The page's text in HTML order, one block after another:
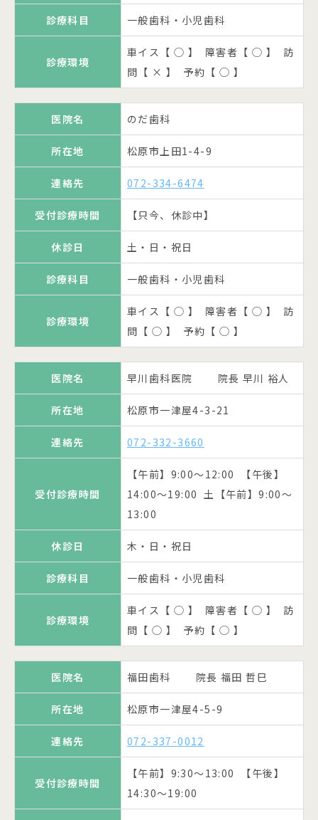
診療科目 一般歯科・小児歯科
診療環境
車イス【 ◯ 】 障害者【 ◯ 】 訪
問【 × 】 予約【 ◯ 】
医院名 のだ歯科
所在地 松原市上田1-4-9
連絡先 072-334-6474
受付診療時間 【只今、休診中】
休診日 土・日・祝日
診療科目 一般歯科・小児歯科
診療環境
車イス【 ◯ 】 障害者【 ◯ 】 訪
問【 ◯ 】 予約【 ◯ 】
医院名 早川歯科医院 院長 早川 裕人
所在地 松原市一津屋4-3-21
連絡先 072-332-3660
受付診療時間
【午前】9:00～12:00 【午後】
14:00～19:00 土【午前】9:00～
13:00
休診日 木・日・祝日
診療科目 一般歯科・小児歯科
診療環境
車イス【 ◯ 】 障害者【 ◯ 】 訪
問【 ◯ 】 予約【 ◯ 】
医院名 福田歯科 院長 福田 哲巳
所在地 松原市一津屋4-5-9
連絡先 072-337-0012
受付診療時間
【午前】9:30～13:00 【午後】
14:30～19:00
休診日 木・土・日・祝日
診療科目 一般歯科・小児歯科
車イス【 × 】 障害者【 ◯ 】 訪
問【 ◯ 】 予約【 ◯ 】
医院名 岡田歯科医院 院長 岡田 清治
所在地 松原市岡2-5-2
連絡先 072-332-6474
受付診療時間
【午前】9:00～12:00 【午後】
15:00～19:00
休診日 木・日・祝日
診療科目 一般歯科・小児歯科
診療環境
車イス【 ◯ 】 障害者【 ◯ 】 訪
問【 × 】 予約【 ◯ 】
医院名
シモムラ歯科医院 院長 下
村 康雄
松原市丹南4-117-83
連絡先 072-335-3457
受付診療時間
【午前】9:30～12:00 【午後】
15:00～19:00 土【午後】17:00
木・日・祝日
一般歯科
診療環境
車イス【 ◯ 】 障害者【 ◯ 】 訪
問【 ◯ 】 予約【 ◯ 】
医院名 高田歯科医院
松原市上田3-3-11
072-332-1484
受付診療時間
13:00～19:00 土午前のみ
木・日・祝日
一般歯科・小児歯科・矯正歯科
診療環境
車イス【 ◯ 】 障害者【 ◯ 】 訪
問【 ◯ 】 予約【 ◯ 】
医院名 古橋歯科
所在地 松原市高見の里4-14-16
連絡先 072-336-6220
受付診療時間
【午前】9:30～11:30 【午後】
15:00～19:00 月・木午後のみ
休診日 木・日・祝日
車イス【 ◯ 】 障害者【 ◯ 】 訪
問【 ◯ 】 予約【 ◯ 】
医院名 松川歯科 院長 松川 信夫
所在地 松原市高見の里5-455-4
072-333-2418
受付診療時間
【午前】9:30～12:30 【午後】
15:00～19:00
水・土・日・祝日
一般歯科・小児歯科・矯正歯科
診療環境
車イス【 × 】 障害者【 ◯ 】 訪
問【 ◯ 】 予約【 × 】
医院名
松谷歯科医院 院長 松谷 善
雄公式ページへ
所在地 松原市高見の里1-15-5
休診日 木・日・祝日
診療科目 一般歯科・小児歯科
車イス【 ◯ 】 障害者【 × 】 訪
問【 ○ 】 予約【 ○ 】
医院名
藤田歯科医院 院長 藤田 規
正公式ページへ
所在地 東新町3-6-18
連絡先 072-332-0858
受付診療時間
【午前】9:00～13:00 【午後】
15:00～20:00 土【午後】19:00
迄
休診日 木・日・祝日
車イス【 × 】 障害者【 × 】 訪
問【 ◯ 】 予約【 ○ 】
医院名 わたなべ歯科
所在地 松原市天美我堂2-389-2
072-330-0822
受付診療時間
【午前】10:00～12:30 【午後】
15:00～19:00
火午後・木・土午後・日・祝日
一般歯科・小児歯科
診療環境
車イス【 】 障害者【 】 訪問
【 】 予約【 】
辻本歯科医院 院長 辻本 博一
松原市天美西1-4-28
受付診療時間
14:30～19:00 土【午後】14:00
～17:00
休診日 木・日・祝日
診療科目 一般歯科・小児歯科・口腔外科
診療環境
車イス【 ◯ 】 障害者【 ◯ 】 訪
問【 × 】 予約【 ◯ 】
医院名 中辻歯科医院 院長 中辻 勇志
所在地 松原市天美東7-3-4
連絡先 072-333-6060
受付診療時間
【午前】10:00～12:00 【午後】
15:00～19:00
休診日 水・日・祝日
診療環境
車イス【 ◯ 】 障害者【 ◯ 】 訪
問【 ◯ 】 予約【 × 】
すが歯科 院長 菅 人志
ページへ
所在地 松原市天美南5-20-30
連絡先 072-338-4618
受付診療時間
【午前】9:30～13:00 【午後】
15:00～19:30
休診日 木土の午後・日・祝日